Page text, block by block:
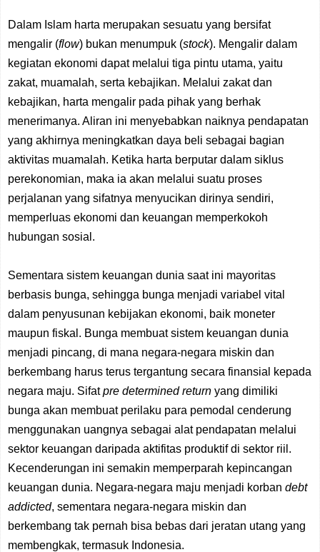
Dalam Islam harta merupakan sesuatu yang bersifat
mengalir (flow) bukan menumpuk (stock). Mengalir dalam
kegiatan ekonomi dapat melalui tiga pintu utama, yaitu
zakat, muamalah, serta kebajikan. Melalui zakat dan
kebajikan, harta mengalir pada pihak yang berhak
menerimanya. Aliran ini menyebabkan naiknya pendapatan
yang akhirnya meningkatkan daya beli sebagai bagian
aktivitas muamalah. Ketika harta berputar dalam siklus
perekonomian, maka ia akan melalui suatu proses
perjalanan yang sifatnya menyucikan dirinya sendiri,
memperluas ekonomi dan keuangan memperkokoh
hubungan sosial.
Sementara sistem keuangan dunia saat ini mayoritas
berbasis bunga, sehingga bunga menjadi variabel vital
dalam penyusunan kebijakan ekonomi, baik moneter
maupun fiskal. Bunga membuat sistem keuangan dunia
menjadi pincang, di mana negara-negara miskin dan
berkembang harus terus tergantung secara finansial kepada
negara maju. Sifatpre determined return yang dimiliki
bunga akan membuat perilaku para pemodal cenderung
menggunakan uangnya sebagai alat pendapatan melalui
sektor keuangan daripada aktifitas produktif di sektor riil.
Kecenderungan ini semakin memperparah kepincangan
keuangan dunia. Negara-negara maju menjadi korban debt
addicted, sementara negara-negara miskin dan
berkembang tak pernah bisa bebas dari jeratan utang yang
membengkak, termasuk Indonesia.